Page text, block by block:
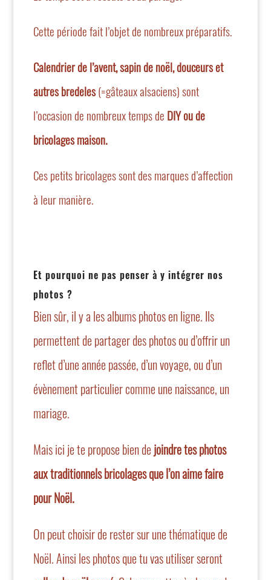
Cette période fait l’objet de nombreux préparatifs.
Calendrier de l’avent, sapin de noël, douceurs et
autres bredeles(=gâteaux alsaciens) sont
l’occasion de nombreux temps de DIY ou de
bricolages maison.
Ces petits bricolages sont des marques d’affection
à leur manière.
Et pourquoi ne pas penser à y intégrer nos
photos ?
Bien sûr, il y a les albums photos en ligne. Ils
permettent de partager des photos ou d’offrir un
reflet d’une année passée, d’un voyage, ou d’un
évènement particulier comme une naissance, un
mariage.
Mais ici je te propose bien de joindre tes photos
aux traditionnels bricolages que l’on aime faire
pour Noël.
On peut choisir de rester sur une thématique de
Noël. Ainsi les photos que tu vas utiliser seront